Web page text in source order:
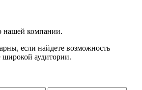
нашей компании.
если найдете возможность
широкой аудитории.